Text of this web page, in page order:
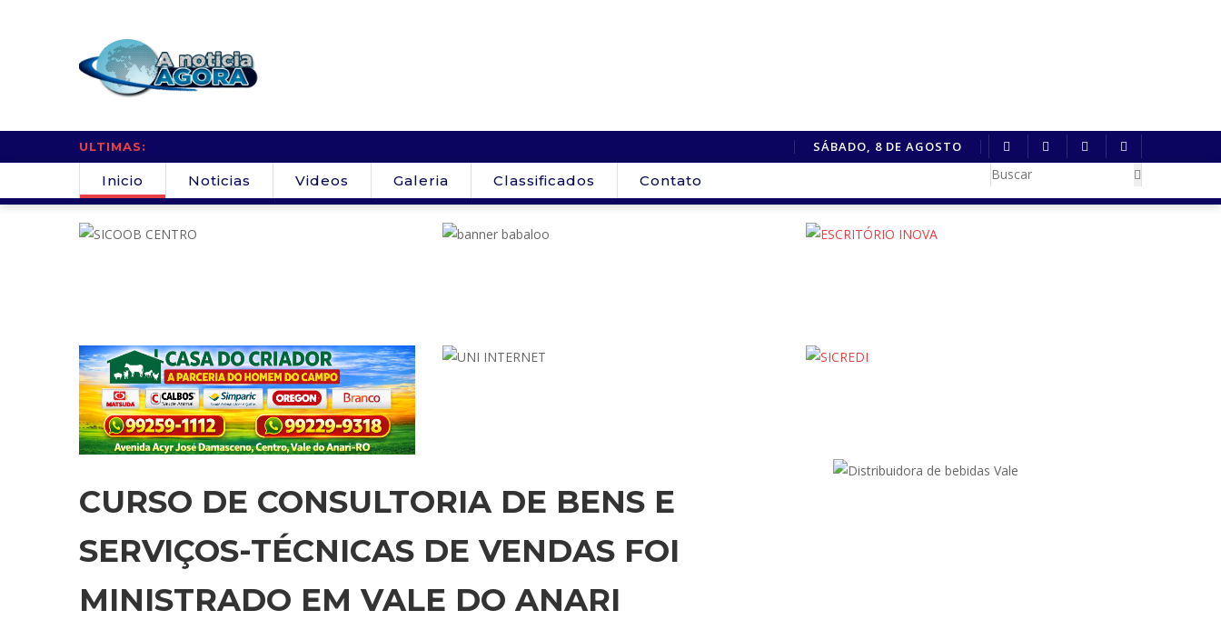
ULTIMAS: SÁBADO, 8 DE AGOSTO
Inicio Noticias Videos Galeria Classificados Contato
CURSO DE CONSULTORIA DE BENS E
SERVIÇOS-TÉCNICAS DE VENDAS FOI
MINISTRADO EM VALE DO ANARI